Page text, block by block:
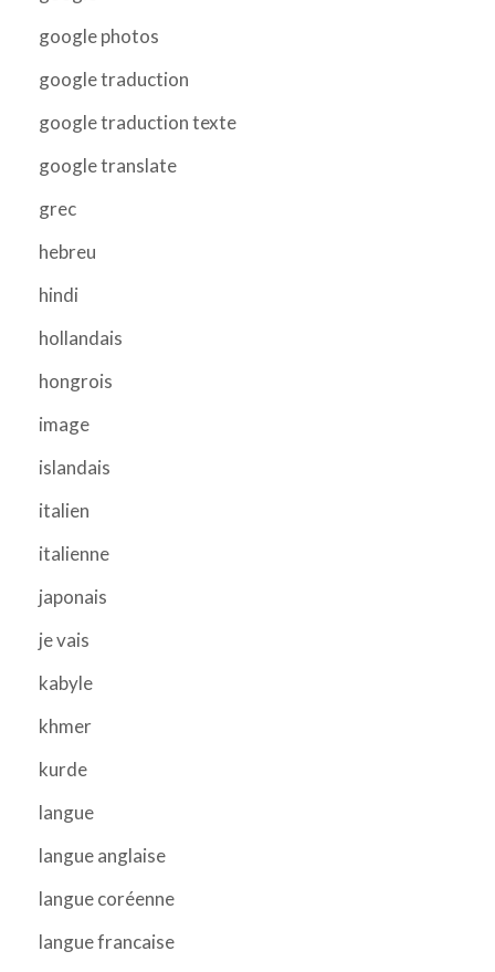
google photos
google traduction
google traduction texte
google translate
grec
hebreu
hindi
hollandais
hongrois
image
islandais
italien
italienne
japonais
je vais
kabyle
khmer
kurde
langue
langue anglaise
langue coréenne
langue francaise